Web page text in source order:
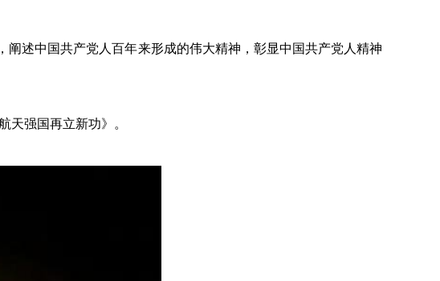
述中国共产党人百年来形成的伟大精神，彰显中国共产党人精神
强国再立新功》。